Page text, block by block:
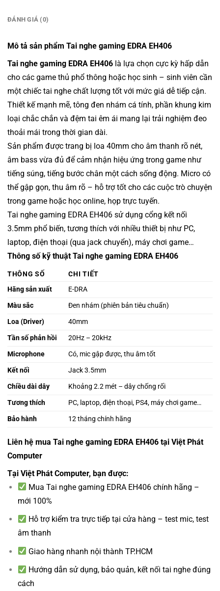
ĐÁNH GIÁ (0)
Mô tả sản phẩm Tai nghe gaming EDRA EH406
Tai nghe gaming EDRA EH406 là lựa chọn cực kỳ hấp dẫn
cho các game thủ phổ thông hoặc học sinh – sinh viên cần
một chiếc tai nghe chất lượng tốt với mức giá dễ tiếp cận.
Thiết kế mạnh mẽ, tông đen nhám cá tính, phần khung kim
loại chắc chắn và đệm tai êm ái mang lại trải nghiệm đeo
thoải mái trong thời gian dài.
Sản phẩm được trang bị loa 40mm cho âm thanh rõ nét,
âm bass vừa đủ để cảm nhận hiệu ứng trong game như
tiếng súng, tiếng bước chân một cách sống động. Micro có
thể gập gọn, thu âm rõ – hỗ trợ tốt cho các cuộc trò chuyện
trong game hoặc học online, họp trực tuyến.
Tai nghe gaming EDRA EH406 sử dụng cổng kết nối
3.5mm phổ biến, tương thích với nhiều thiết bị như PC,
laptop, điện thoại (qua jack chuyển), máy chơi game…
Thông số kỹ thuật Tai nghe gaming EDRA EH406
THÔNG SỐ
CHI TIẾT
Hãng sản xuất
E-DRA
Màu sắc
Đen nhám (phiên bản tiêu chuẩn)
Loa (Driver)
40mm
Tần số phản hồi
20Hz – 20kHz
Microphone
Có, mic gập được, thu âm tốt
Kết nối
Jack 3.5mm
Chiều dài dây
Khoảng 2.2 mét – dây chống rối
Tương thích
PC, laptop, điện thoại, PS4, máy chơi game…
Bảo hành
12 tháng chính hãng
Liên hệ mua Tai nghe gaming EDRA EH406 tại Việt Phát
Computer
Tại Việt Phát Computer, bạn được:
Mua Tai nghe gaming EDRA EH406 chính hãng –
mới 100%
Hỗ trợ kiểm tra trực tiếp tại cửa hàng – test mic, test
âm thanh
Giao hàng nhanh nội thành TP.HCM
Hướng dẫn sử dụng, bảo quản, kết nối tai nghe đúng
cách